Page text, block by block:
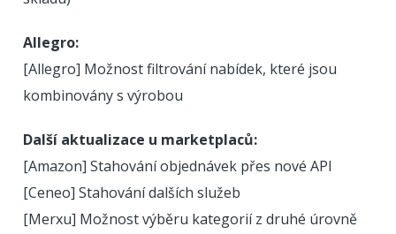
Allegro:
[Allegro] Možnost filtrování nabídek, které jsou
kombinovány s výrobou
Další aktualizace u marketplaců:
[Amazon] Stahování objednávek přes nové API
[Ceneo] Stahování dalších služeb
[Merxu] Možnost výběru kategorií z druhé úrovně